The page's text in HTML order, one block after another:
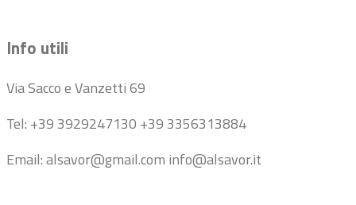
Info utili
Via Sacco e Vanzetti 69
Tel: +39 3929247130 +39 3356313884
Email: alsavor@gmail.com info@alsavor.it